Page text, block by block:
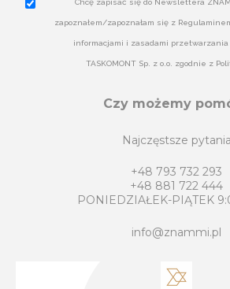
Chcę zapisać się do Newslettera
zapoznałem/zapoznałam się z
informacjami i zasadami
TASKOMONT Sp. z o.o. zgodnie z
Czy możemy
Najczęstsze pytania
+48 793 732 293
+48 881 722 444
PONIEDZIAŁEK-PIĄTEK
info@znammi.pl